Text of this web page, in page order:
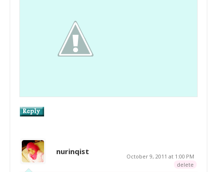
nurinqist
October 9, 2011 at 1:00 PM
delete